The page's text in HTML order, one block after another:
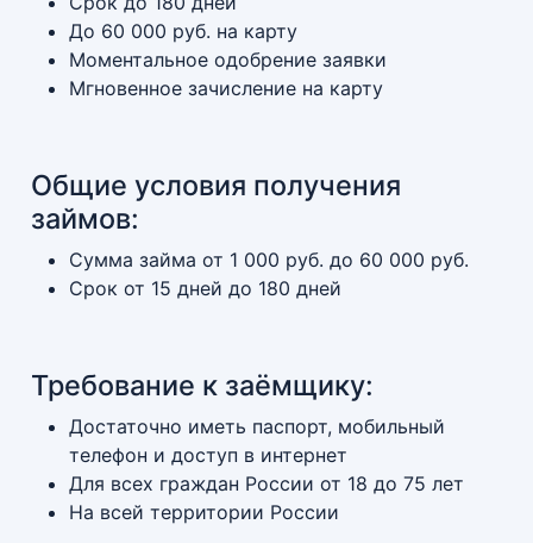
До 60 000 руб. на карту
Моментальное одобрение заявки
Мгновенное зачисление на карту
Общие условия получения
займов:
Сумма займа от 1 000 руб. до 60 000 руб.
Срок от 15 дней до 180 дней
Требование к заёмщику:
Достаточно иметь паспорт, мобильный
телефон и доступ в интернет
Для всех граждан России от 18 до 75 лет
На всей территории России